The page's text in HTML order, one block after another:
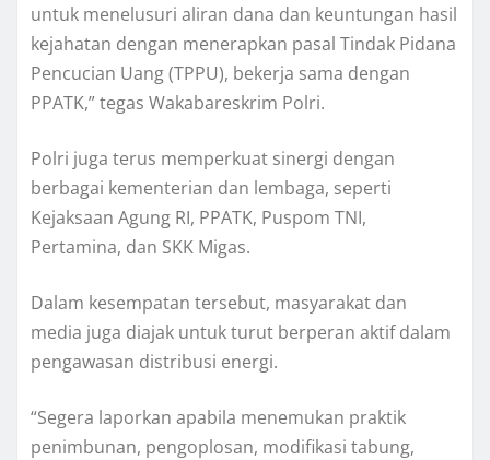
untuk menelusuri aliran dana dan keuntungan hasil
kejahatan dengan menerapkan pasal Tindak Pidana
Pencucian Uang (TPPU), bekerja sama dengan
PPATK,” tegas Wakabareskrim Polri.
Polri juga terus memperkuat sinergi dengan
berbagai kementerian dan lembaga, seperti
Kejaksaan Agung RI, PPATK, Puspom TNI,
Pertamina, dan SKK Migas.
Dalam kesempatan tersebut, masyarakat dan
media juga diajak untuk turut berperan aktif dalam
pengawasan distribusi energi.
“Segera laporkan apabila menemukan praktik
penimbunan, pengoplosan, modifikasi tabung,